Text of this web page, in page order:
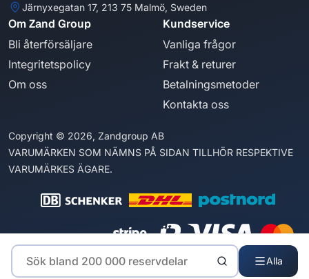
Alla
Järnyxegatan 17, 213 75 Malmö, Sweden
Om Zand Group
Bli återförsäljare
Integritetspolicy
Om oss
Kundservice
Vanliga frågor
Frakt & returer
Betalningsmetoder
Kontakta oss
Copyright © 2026, Zandgroup AB
VARUMÄRKEN SOM NÄMNS PÅ SIDAN TILLHÖR RESPEKTIVE
VARUMÄRKES ÄGARE.